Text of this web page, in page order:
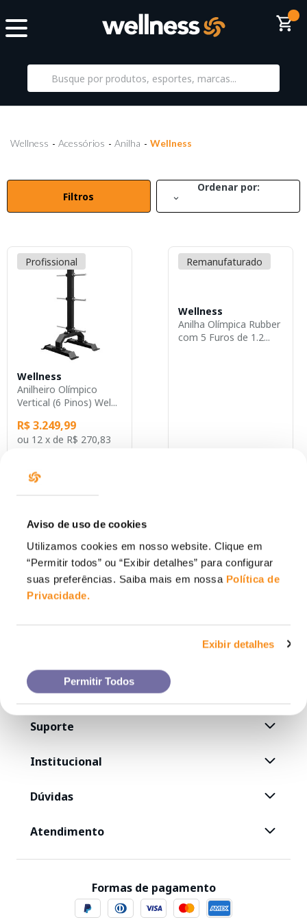
Aviso de uso de cookies
Utilizamos cookies em nosso website. Clique em
“Permitir todos” ou “Exibir detalhes” para configurar
suas preferências. Saiba mais em nossa Política de
Privacidade.
Exibir detalhes
Permitir Todos
Wellness Acessórios Anilha Wellness
Filtros
Ordenar por:
Profissional
Wellness
Anilheiro Olímpico
Vertical (6 Pinos) Wel...
R$ 3.249,99
ou 12 x de R$ 270,83
Remanufaturado
Wellness
Anilha Olímpica Rubber
com 5 Furos de 1.2...
Suporte
Institucional
Dúvidas
Atendimento
Formas de pagamento